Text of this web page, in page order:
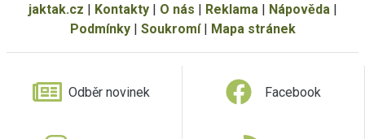
jaktak.cz | Kontakty| O nás | Reklama | Nápověda |
Podmínky| Soukromí| Mapa stránek
Odběr novinek Facebook